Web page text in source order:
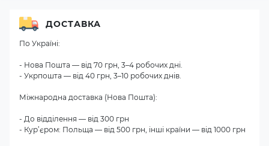
ДОСТАВКА
По Україні:
- Нова Пошта — від 70 грн, 3–4 робочих дні.
- Укрпошта — від 40 грн, 3–10 робочих днів.
Міжнародна доставка (Нова Пошта):
- До відділення — від 300 грн
- Кур’єром: Польща — від 500 грн, інші країни — від 1000 грн